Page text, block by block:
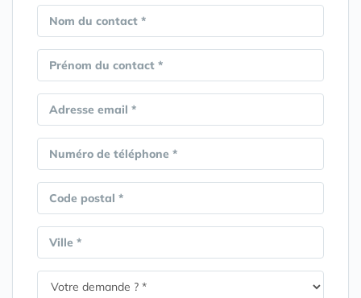
Nom du contact *
Prénom du contact *
Adresse email *
Numéro de téléphone *
Code postal *
Ville *